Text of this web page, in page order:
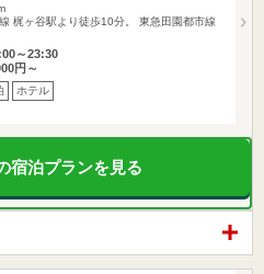
梶ヶ谷駅より徒歩10分。 東急田園都市線
～23:30
円～
ホテル
宿泊プランを見る